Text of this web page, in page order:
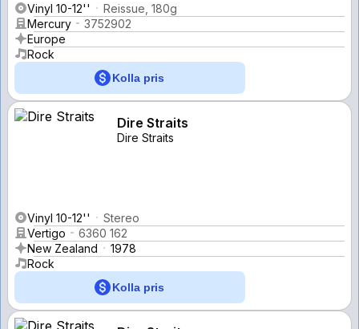
Vinyl 10-12''
Reissue, 180g
Mercury
3752902
Europe
Rock
Kolla pris
Dire Straits
Dire Straits
Vinyl 10-12''
Stereo
Vertigo
6360 162
New Zealand
1978
Rock
Kolla pris